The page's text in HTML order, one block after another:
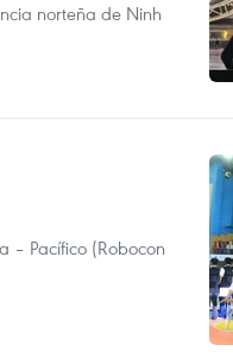
norteña de Ninh
– Pacífico (Robocon